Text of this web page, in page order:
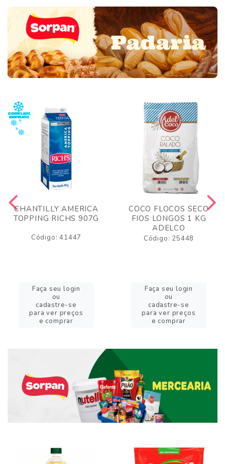
CHANTILLY AMERICA
TOPPING RICHS 907G
Código: 41447
Faça seu login
ou
cadastre-se
para ver preços
e comprar
COCO FLOCOS SECO
FIOS LONGOS 1 KG
ADELCO
Código: 25448
Faça seu login
ou
cadastre-se
para ver preços
e comprar